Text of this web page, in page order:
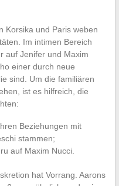
Korsika und Paris weben
Im intimen Bereich
auf Jenifer und Maxim
einer durch neue
sind. Um die familiären
ist es hilfreich, die
Beziehungen mit
stammen;
auf Maxim Nucci.
hat Vorrang. Aarons